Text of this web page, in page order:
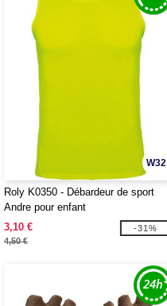
W32
Roly K0350 - Débardeur de sport
Andre pour enfant
3,10 €
4,50 €
-31%